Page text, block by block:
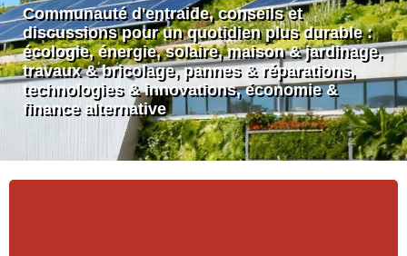
Communauté d'entraide, conseils et
discussions pour un quotidien plus durable :
écologie, énergie, solaire, maison & jardinage,
travaux & bricolage, pannes & réparations,
technologies & innovations, économie &
finance alternative